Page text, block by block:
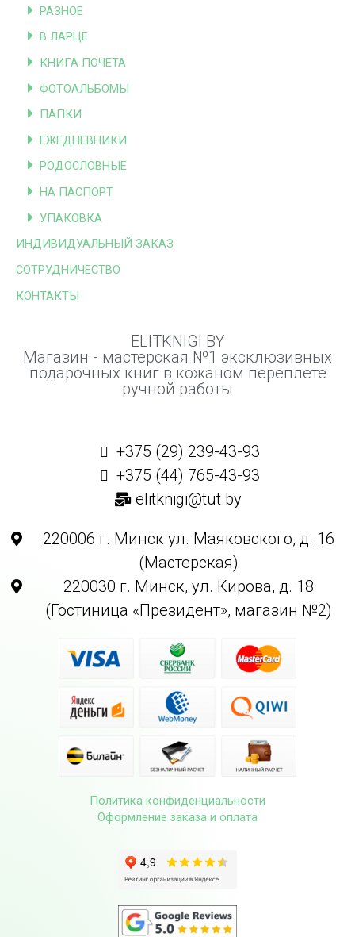
РАЗНОЕ
В ЛАРЦЕ
КНИГА ПОЧЕТА
ФОТОАЛЬБОМЫ
ПАПКИ
ЕЖЕДНЕВНИКИ
РОДОСЛОВНЫЕ
НА ПАСПОРТ
УПАКОВКА
ИНДИВИДУАЛЬНЫЙ ЗАКАЗ
СОТРУДНИЧЕСТВО
КОНТАКТЫ
ELITKNIGI.BY
Магазин - мастерская №1 эксклюзивных
подарочных книг в кожаном переплете
ручной работы
+375 (29) 239-43-93
+375 (44) 765-43-93
elitknigi@tut.by
220006 г. Минск ул. Маяковского, д. 16
(Мастерская)
220030 г. Минск, ул. Кирова, д. 18
(Гостиница «Президент», магазин №2)
Политика конфиденциальности
Оформление заказа и оплата